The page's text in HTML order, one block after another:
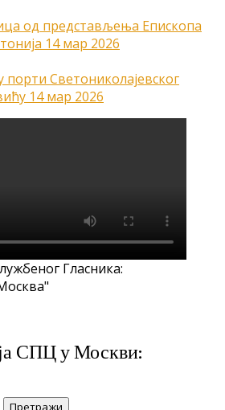
од представљења Епископа
14 мар 2026
Светониколајевског
14 мар 2026
Гласника:
СПЦ у Москви: